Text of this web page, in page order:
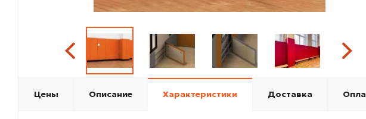
Цены Описание Характеристики Доставка